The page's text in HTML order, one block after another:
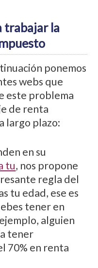
trabajar la
ponemos
webs que
este problema
de renta
largo plazo:
en su
tu, nos propone
regla del
tu edad, ese es
tener en
alguien
tener
70% en renta